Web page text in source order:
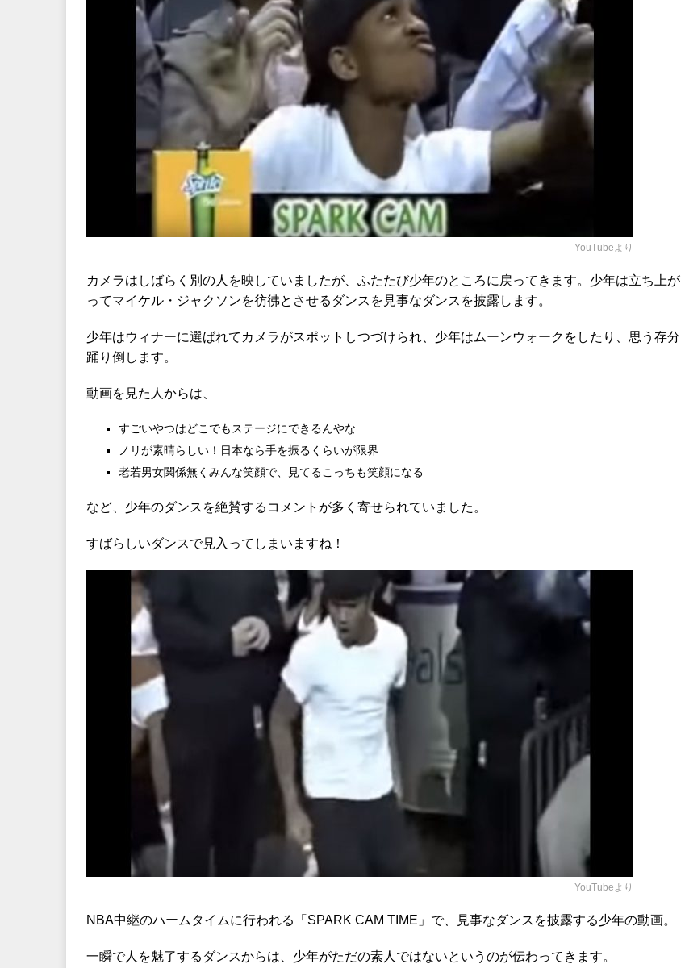
YouTubeより
カメラはしばらく別の人を映していましたが、ふたたび少年のところに戻ってきます。少年は立ち上が
ってマイケル・ジャクソンを彷彿とさせるダンスを見事なダンスを披露します。
少年はウィナーに選ばれてカメラがスポットしつづけられ、少年はムーンウォークをしたり、思う存分
踊り倒します。
動画を見た人からは、
すごいやつはどこでもステージにできるんやな
ノリが素晴らしい！日本なら手を振るくらいが限界
老若男女関係無くみんな笑顔で、見てるこっちも笑顔になる
など、少年のダンスを絶賛するコメントが多く寄せられていました。
すばらしいダンスで見入ってしまいますね！
YouTubeより
NBA中継のハームタイムに行われる「SPARK CAM TIME」で、見事なダンスを披露する少年の動画。
一瞬で人を魅了するダンスからは、少年がただの素人ではないというのが伝わってきます。